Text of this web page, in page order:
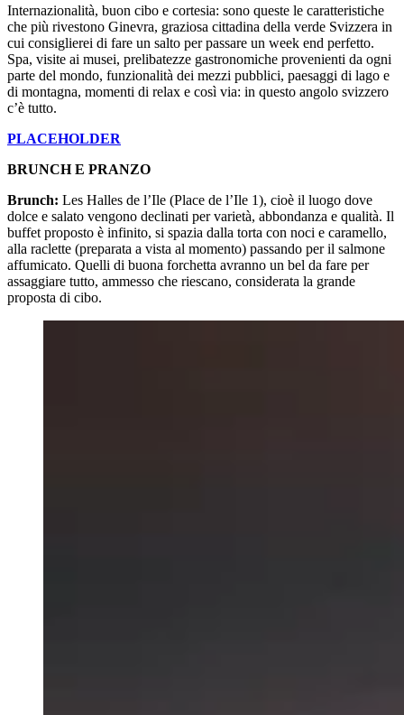
Internazionalità, buon cibo e cortesia: sono queste le caratteristiche
che più rivestono Ginevra, graziosa cittadina della verde Svizzera in
cui consiglierei di fare un salto per passare un week end perfetto.
Spa, visite ai musei, prelibatezze gastronomiche provenienti da ogni
parte del mondo, funzionalità dei mezzi pubblici, paesaggi di lago e
di montagna, momenti di relax e così via: in questo angolo svizzero
c’è tutto.
PLACEHOLDER
BRUNCH E PRANZO
Brunch: Les Halles de l’Ile (Place de l’Ile 1), cioè il luogo dove
dolce e salato vengono declinati per varietà, abbondanza e qualità. Il
buffet proposto è infinito, si spazia dalla torta con noci e caramello,
alla raclette (preparata a vista al momento) passando per il salmone
affumicato. Quelli di buona forchetta avranno un bel da fare per
assaggiare tutto, ammesso che riescano, considerata la grande
proposta di cibo.